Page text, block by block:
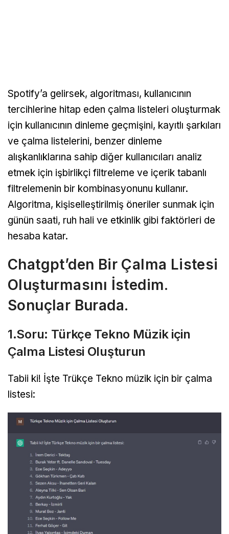
Spotify’a gelirsek, algoritması, kullanıcının
tercihlerine hitap eden çalma listeleri oluşturmak
için kullanıcının dinleme geçmişini, kayıtlı şarkıları
ve çalma listelerini, benzer dinleme
alışkanlıklarına sahip diğer kullanıcıları analiz
etmek için işbirlikçi filtreleme ve içerik tabanlı
filtrelemenin bir kombinasyonunu kullanır.
Algoritma, kişiselleştirilmiş öneriler sunmak için
günün saati, ruh hali ve etkinlik gibi faktörleri de
hesaba katar.
Chatgpt’den Bir Çalma Listesi
Oluşturmasını İstedim.
Sonuçlar Burada.
1.Soru: Türkçe Tekno Müzik için
Çalma Listesi Oluşturun
Tabii ki! İşte Trükçe Tekno müzik için bir çalma
listesi: